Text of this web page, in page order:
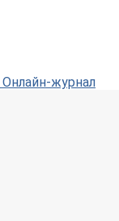
Онлайн-журнал